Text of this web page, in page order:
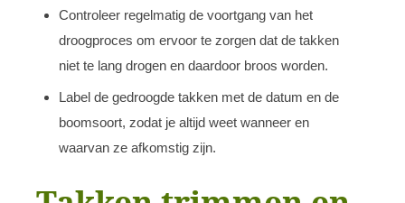
Controleer regelmatig de voortgang van het
droogproces om ervoor te zorgen dat de takken
niet te lang drogen en daardoor broos worden.
Label de gedroogde takken met de datum en de
boomsoort, zodat je altijd weet wanneer en
waarvan ze afkomstig zijn.